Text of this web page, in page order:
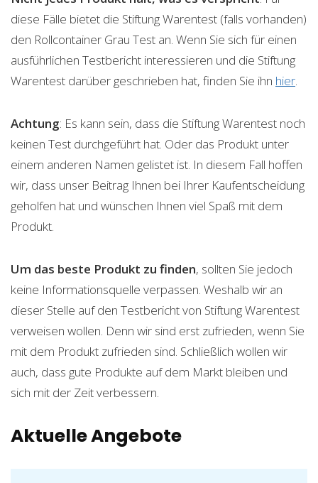
diese Fälle bietet die Stiftung Warentest (falls vorhanden)
den Rollcontainer Grau Test an. Wenn Sie sich für einen
ausführlichen Testbericht interessieren und die Stiftung
Warentest darüber geschrieben hat, finden Sie ihn hier.
Achtung: Es kann sein, dass die Stiftung Warentest noch
keinen Test durchgeführt hat. Oder das Produkt unter
einem anderen Namen gelistet ist. In diesem Fall hoffen
wir, dass unser Beitrag Ihnen bei Ihrer Kaufentscheidung
geholfen hat und wünschen Ihnen viel Spaß mit dem
Produkt.
Um das beste Produkt zu finden, sollten Sie jedoch
keine Informationsquelle verpassen. Weshalb wir an
dieser Stelle auf den Testbericht von Stiftung Warentest
verweisen wollen. Denn wir sind erst zufrieden, wenn Sie
mit dem Produkt zufrieden sind. Schließlich wollen wir
auch, dass gute Produkte auf dem Markt bleiben und
sich mit der Zeit verbessern.
Aktuelle Angebote